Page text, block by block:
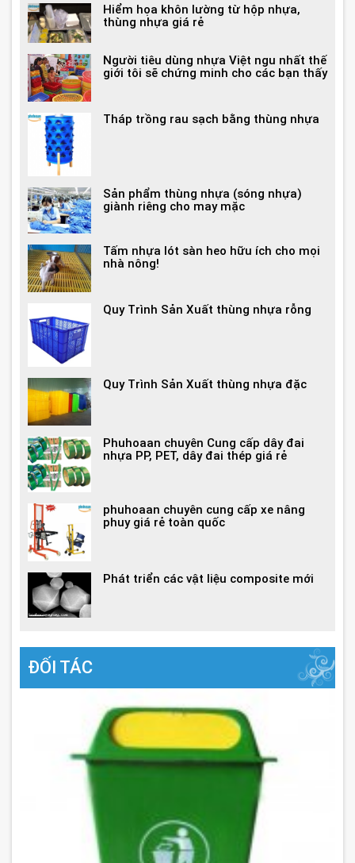
Hiểm họa khôn lường từ hộp nhựa,
thùng nhựa giá rẻ
Người tiêu dùng nhựa Việt ngu nhất thế
giới tôi sẽ chứng minh cho các bạn thấy
Tháp trồng rau sạch bằng thùng nhựa
Sản phẩm thùng nhựa (sóng nhựa)
giành riêng cho may mặc
Tấm nhựa lót sàn heo hữu ích cho mọi
nhà nông!
Quy Trình Sản Xuất thùng nhựa rỗng
Quy Trình Sản Xuất thùng nhựa đặc
Phuhoaan chuyên Cung cấp dây đai
nhựa PP, PET, dây đai thép giá rẻ
phuhoaan chuyên cung cấp xe nâng
phuy giá rẻ toàn quốc
Phát triển các vật liệu composite mới
ĐỐI TÁC